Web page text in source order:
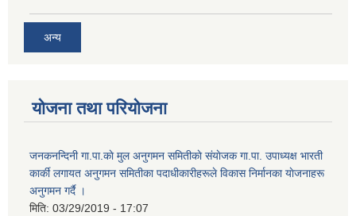
अन्य
योजना तथा परियोजना
जनकनन्दिनी गा.पा.काे मुल अनुगमन समितीकाे संयाेजक गा.पा. उपाध्यक्ष भारती
कार्की लगायत अनुगमन समितीका पदाधीकारीहरूले विकास निर्मानका याेजनाहरू
अनुगमन गर्दै ।
मिति: 03/29/2019 - 17:07